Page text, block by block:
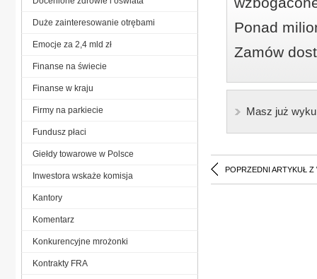
Ponad
Zamów
Masz już
POPRZEDNI ARTYKUŁ Z
Duże zainteresowanie otrębami
Emocje za 2,4 mld zł
Finanse na świecie
Finanse w kraju
Firmy na parkiecie
Fundusz płaci
Giełdy towarowe w Polsce
Inwestora wskaże komisja
Kantory
Komentarz
Konkurencyjne mrożonki
Kontrakty FRA